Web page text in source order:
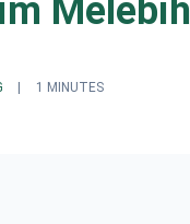
1 MINUTES